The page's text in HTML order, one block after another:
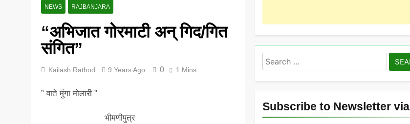
NEWS RAJBANJARA
“अभिजात गोरमाटी अन् गिद/गित
संगित”
Kailash Rathod 9 Years Ago 0 1 Mins
” वाते मुंगा मोलारी ”
भीमणीपुत्र
Search
for:
Subscribe to Newsletter